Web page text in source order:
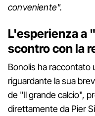
conveniente".
L'esperienza a
scontro con la
Bonolis ha raccontato
riguardante la sua
de "Il grande calcio",
direttamente da Pier